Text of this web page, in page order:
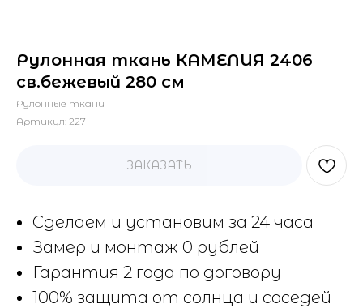
Рулонная ткань КАМЕЛИЯ 2406
св.бежевый 280 см
Рулонные ткани
Артикул: 227
ЗАКАЗАТЬ
Сделаем и установим за 24 часа
Замер и монтаж 0 рублей
Гарантия 2 года по договору
100% защита от солнца и соседей